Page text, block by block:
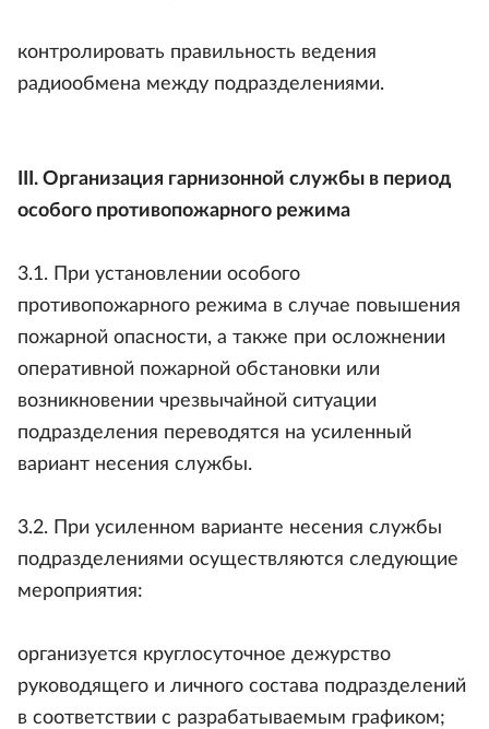
контролировать правильность ведения
радиообмена между подразделениями.
III. Организация гарнизонной службы в период
особого противопожарного режима
3.1. При установлении особого
противопожарного режима в случае повышения
пожарной опасности, а также при осложнении
оперативной пожарной обстановки или
возникновении чрезвычайной ситуации
подразделения переводятся на усиленный
вариант несения службы.
3.2. При усиленном варианте несения службы
подразделениями осуществляются следующие
мероприятия:
организуется круглосуточное дежурство
руководящего и личного состава подразделений
в соответствии с разрабатываемым графиком;